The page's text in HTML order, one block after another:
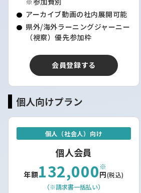
「子どもの時から温泉の孫、今は
として温泉・宿泊・飲食行を経営
時で見える景色や、考えることは
行動を起こさずにいては衰退して
けれど、考えて行動してチャレン
えています。それが僕一人だけでは
元の仲間、知内町外のメンバーと色
ば、知内町が抱えている課題解決に
るかもしれないと思ってます。『知
だ！という』知内プライドを自分
もてるような地域や町にいろんな
北海道知内町にて、地域若手事業者
アーカイブ動画の社内展開可能
県外/海外ラーニングジャーニー
（視察）優先参加枠
会員登録する
個人向けプラン
個人（社会人）向け
個人会員
年額132,000 ※
円(税込)
（※請求書一括払い）